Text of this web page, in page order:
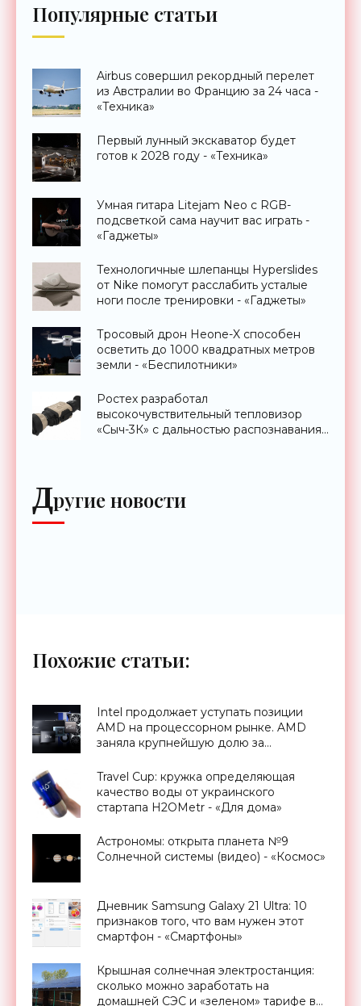
Популярные статьи
Airbus совершил рекордный перелет
из Австралии во Францию за 24 часа -
«Техника»
Первый лунный экскаватор будет
готов к 2028 году - «Техника»
Умная гитара Litejam Neo с RGB-
подсветкой сама научит вас играть -
«Гаджеты»
Технологичные шлепанцы Hyperslides
от Nike помогут расслабить усталые
ноги после тренировки - «Гаджеты»
Тросовый дрон Heone-X способен
осветить до 1000 квадратных метров
земли - «Беспилотники»
Ростех разработал
высокочувствительный тепловизор
«Сыч-3К» с дальностью распознавания
Другие новости
Похожие статьи:
Intel продолжает уступать позиции
AMD на процессорном рынке. AMD
заняла крупнейшую долю за
Электроники»
Travel Cup: кружка определяющая
качество воды от украинского
стартапа H2OMetr - «Для дома»
Астрономы: открыта планета №9
Солнечной системы (видео) - «Космос»
Дневник Samsung Galaxy 21 Ultra: 10
признаков того, что вам нужен этот
смартфон - «Смартфоны»
Крышная солнечная электростанция:
сколько можно заработать на
домашней СЭС и «зеленом» тарифе в